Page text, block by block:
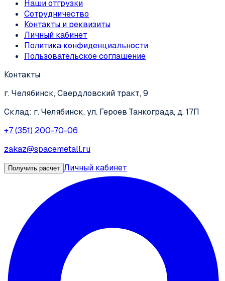
Наши отгрузки
Сотрудничество
Контакты и реквизиты
Личный кабинет
Политика конфиденциальности
Пользовательское соглашение
Контакты
г. Челябинск, Свердловский тракт, 9
Склад: г. Челябинск, ул. Героев Танкограда, д. 17П
+7 (351) 200-70-06
zakaz@spacemetall.ru
Получить расчет Личный кабинет